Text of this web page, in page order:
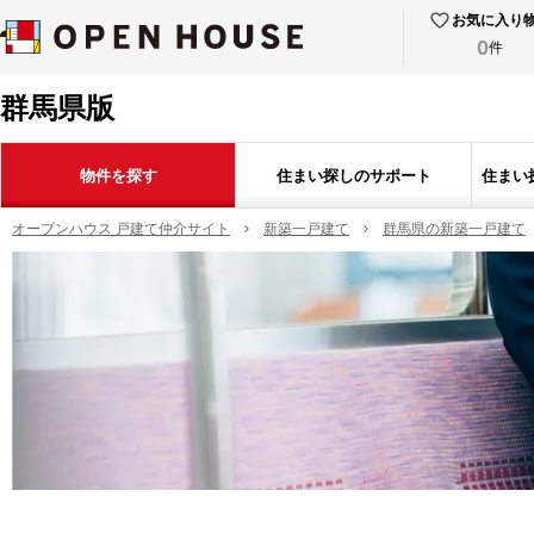
お気に入り
0件
群馬県版
物件を探す 住まい探しのサポート 住まい
オープンハウス 戸建て仲介サイト 新築一戸建て 群馬県の新築一戸建て